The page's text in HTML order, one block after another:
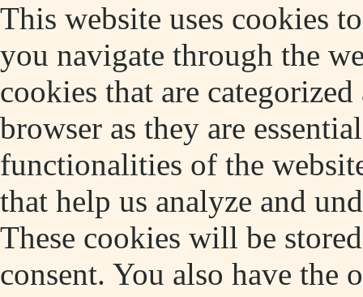
This website uses cookies
you navigate through the
cookies that are
browser as they are
functionalities of the
that help us analyze and
These cookies will be
consent. You also have the